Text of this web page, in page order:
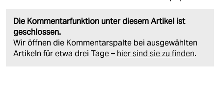
Die Kommentarfunktion unter diesem Artikel ist
geschlossen.
Wir öffnen die Kommentarspalte bei ausgewählten
Artikeln für etwa drei Tage – hier sind sie zu finden.